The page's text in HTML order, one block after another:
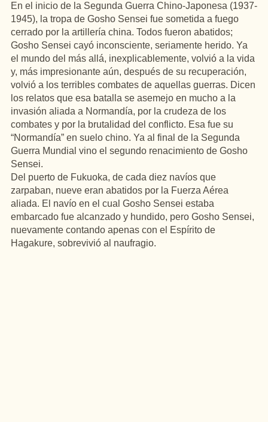
En el inicio de la Segunda Guerra Chino-Japonesa (1937-
1945), la tropa de Gosho Sensei fue sometida a fuego
cerrado por la artillería china. Todos fueron abatidos;
Gosho Sensei cayó inconsciente, seriamente herido. Ya
el mundo del más allá, inexplicablemente, volvió a la vida
y, más impresionante aún, después de su recuperación,
volvió a los terribles combates de aquellas guerras. Dicen
los relatos que esa batalla se asemejo en mucho a la
invasión aliada a Normandía, por la crudeza de los
combates y por la brutalidad del conflicto. Esa fue su
“Normandía” en suelo chino. Ya al final de la Segunda
Guerra Mundial vino el segundo renacimiento de Gosho
Sensei.
Del puerto de Fukuoka, de cada diez navíos que
zarpaban, nueve eran abatidos por la Fuerza Aérea
aliada. El navío en el cual Gosho Sensei estaba
embarcado fue alcanzado y hundido, pero Gosho Sensei,
nuevamente contando apenas con el Espírito de
Hagakure, sobrevivió al naufragio.